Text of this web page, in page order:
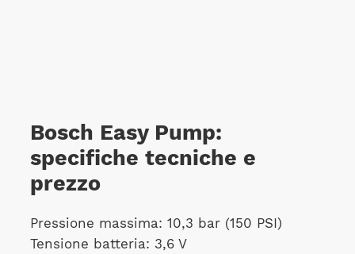
Bosch Easy Pump:
specifiche tecniche e
prezzo
Pressione massima: 10,3 bar (150 PSI)
Tensione batteria: 3,6 V